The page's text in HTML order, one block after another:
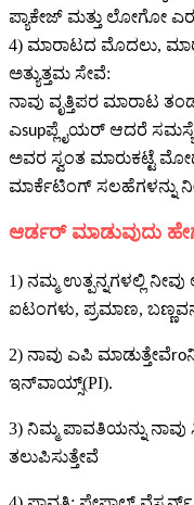
ಪ್ಯಾಕೇಜ್ ಮತ್ತು ಲೋಗೋ
4) ಮಾರಾಟದ ಮೊದಲು,
ಅತ್ಯುತ್ತಮ ಸೇವೆ:
ನಾವು ವೃತ್ತಿಪರ ಮಾರಾಟ
ಎsupಪ್ಲೈಯರ್ ಆದರೆ ಸಮಸ್ಯೆ
ಅವರ ಸ್ವಂತ ಮಾರುಕಟ್ಟೆ
ಮಾರ್ಕೆಟಿಂಗ್ ಸಲಹೆಗಳನ್ನು
ಆರ್ಡರ್ ಮಾಡುವುದು
1) ನಮ್ಮ ಉತ್ಪನ್ನಗಳಲ್ಲಿ
ಐಟಂಗಳು, ಪ್ರಮಾಣ,
2) ನಾವು ಎಪಿ ಮಾಡುತ್ತೇವೆro
ಇನ್‌ವಾಯ್ಸ್(PI).
3) ನಿಮ್ಮ ಪಾವತಿಯನ್ನು ನಾವು
ತಲುಪಿಸುತ್ತೇವೆ